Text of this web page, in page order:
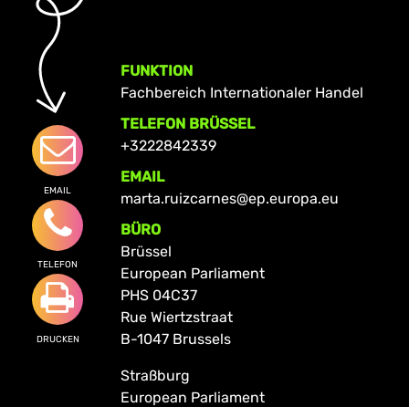
EMAIL
TELEFON
DRUCKEN
FUNKTION
Fachbereich Internationaler Handel
TELEFON BRÜSSEL
+3222842339
EMAIL
marta.ruizcarnes@ep.europa.eu
BÜRO
Brüssel
European Parliament
PHS 04C37
Rue Wiertzstraat
B-1047 Brussels
Straßburg
European Parliament